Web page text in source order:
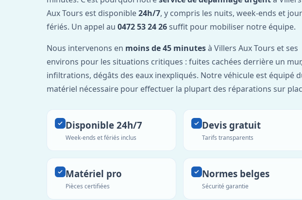
Aux Tours est disponible24h/7, y compris les nuits, week-ends et
fériés. Un appel au 0472 53 24 26suffit pour mobiliser notre équipe.
Nous intervenons en moins de 45 minutesà Villers Aux Tours et ses
environs pour les situations critiques : fuites cachées derrière un mur,
infiltrations, dégâts des eaux inexpliqués. Notre véhicule est équipé
matériel nécessaire pour effectuer la plupart des réparations sur
Disponible 24h/7
Week-ends et fériés inclus
Devis gratuit
Tarifs transparents
Matériel pro
Pièces certifiées
Normes belges
Sécurité garantie